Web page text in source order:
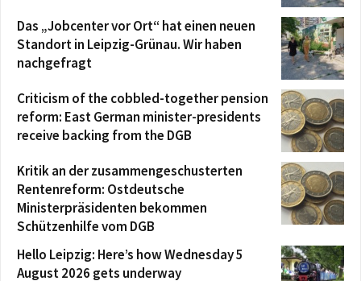
Das „Jobcenter vor Ort“ hat einen neuen
Standort in Leipzig-Grünau. Wir haben
nachgefragt
Criticism of the cobbled-together pension
reform: East German minister-presidents
receive backing from the DGB
Kritik an der zusammengeschusterten
Rentenreform: Ostdeutsche
Ministerpräsidenten bekommen
Schützenhilfe vom DGB
Hello Leipzig: Here’s how Wednesday 5
August 2026 gets underway